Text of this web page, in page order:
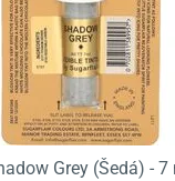
Grey (Šedá) - 7